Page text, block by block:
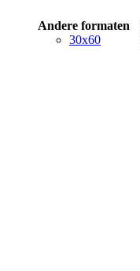
Andere formaten
30x60